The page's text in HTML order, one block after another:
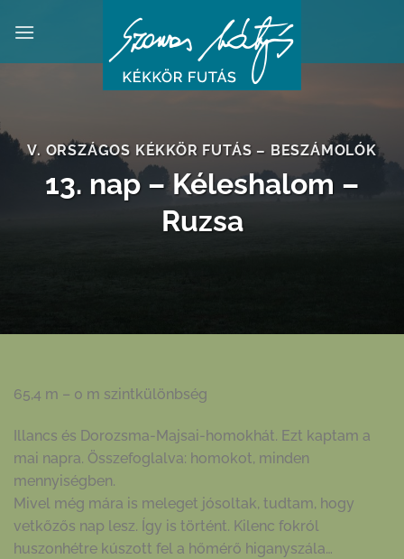
V. ORSZÁGOS KÉKKÖR FUTÁS – BESZÁMOLÓK
13. nap – Kéleshalom –
Ruzsa
65,4 m – 0 m szintkülönbség
Illancs és Dorozsma-Majsai-homokhát. Ezt kaptam a
mai napra. Összefoglalva: homokot, minden
mennyiségben.
Mivel még mára is meleget jósoltak, tudtam, hogy
vetkőzős nap lesz. Így is történt. Kilenc fokról
huszonhétre kúszott fel a hőmérő higanyszála…